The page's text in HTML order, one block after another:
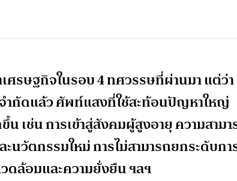
ศรษฐกิจในรอบ 4 ทศวรรษที่ผ่านมา แต่ว่า
ำกัดแล้ว ศัพท์แสงที่ใช้สะท้อนปัญหาใหญ่
เช่น การเข้าสู่สังคมผู้สูงอายุ ความสาม
วัตกรรมใหม่ การไม่สามารถยกระดับกา
ดล้อมและความยั่งยืน ฯลฯ